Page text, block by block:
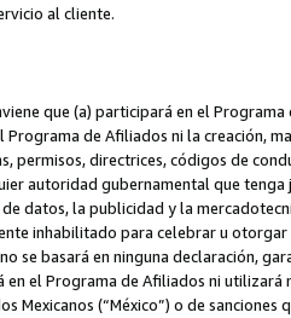
al cliente.
que (a) participará en el
Programa de Afiliados ni la creación,
permisos, directrices, códigos de
autoridad gubernamental que
datos, la publicidad y la
inhabilitado para celebrar u
se basará en ninguna declaración,
en el Programa de Afiliados ni
Mexicanos (“México”) o de